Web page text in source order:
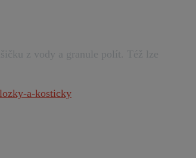
z vody a granule polít. Též lze
a-kosticky